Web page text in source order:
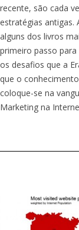
recente, são cada
estratégias antigas.
alguns dos livros
primeiro passo
os desafios que a
que o
coloque-se na
Marketing na